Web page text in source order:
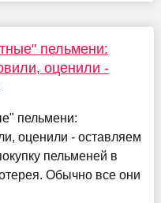
пельмени:
оценили -
пельмени:
оценили - оставляем
пельменей в
Обычно все они